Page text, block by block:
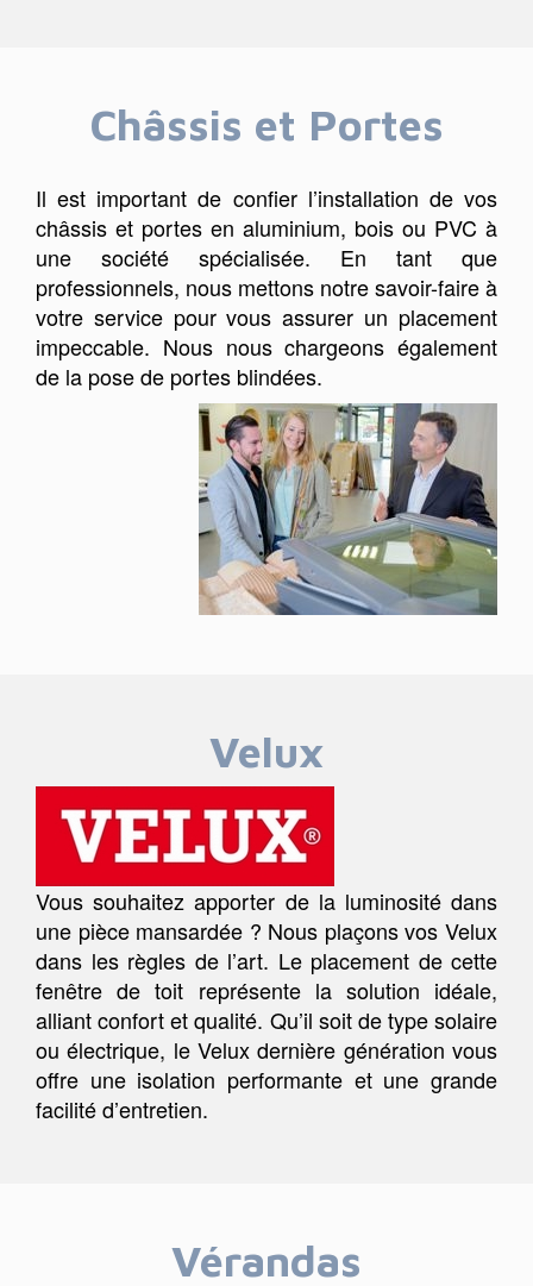
Châssis et Portes
Il est important de confier l’installation de vos
châssis et portes en aluminium, bois ou PVC à
une société spécialisée. En tant que
professionnels, nous mettons notre savoir-faire à
votre service pour vous assurer un placement
impeccable. Nous nous chargeons également
de la pose de portes blindées.
Velux
Vous souhaitez apporter de la luminosité dans
une pièce mansardée ? Nous plaçons vos Velux
dans les règles de l’art. Le placement de cette
fenêtre de toit représente la solution idéale,
alliant confort et qualité. Qu’il soit de type solaire
ou électrique, le Velux dernière génération vous
offre une isolation performante et une grande
facilité d’entretien.
Vérandas